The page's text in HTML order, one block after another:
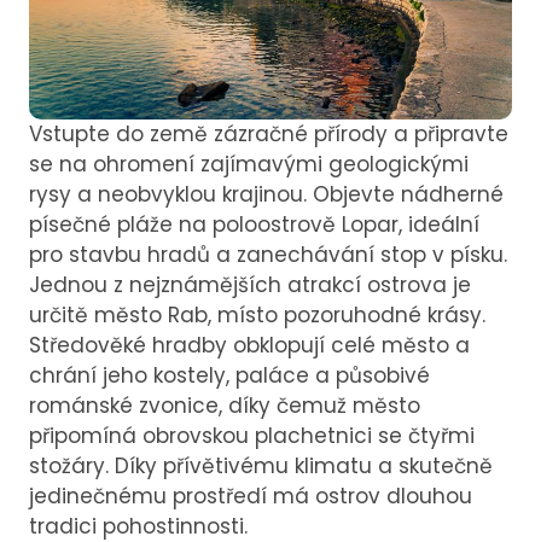
Vstupte do země zázračné přírody a připravte
se na ohromení zajímavými geologickými
rysy a neobvyklou krajinou. Objevte nádherné
písečné pláže na poloostrově Lopar, ideální
pro stavbu hradů a zanechávání stop v písku.
Jednou z nejznámějších atrakcí ostrova je
určitě město Rab, místo pozoruhodné krásy.
Středověké hradby obklopují celé město a
chrání jeho kostely, paláce a působivé
románské zvonice, díky čemuž město
připomíná obrovskou plachetnici se čtyřmi
stožáry. Díky přívětivému klimatu a skutečně
jedinečnému prostředí má ostrov dlouhou
tradici pohostinnosti.